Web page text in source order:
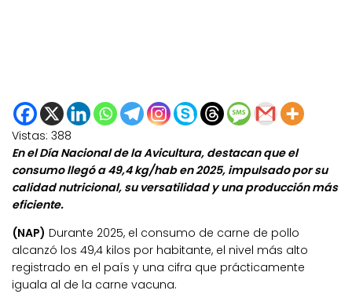
Vistas: 388
En el Día Nacional de la Avicultura, destacan que el
consumo llegó a 49,4 kg/hab en 2025, impulsado por su
calidad nutricional, su versatilidad y una producción más
eficiente.
(NAP) Durante 2025, el consumo de carne de pollo
alcanzó los 49,4 kilos por habitante, el nivel más alto
registrado en el país y una cifra que prácticamente
iguala al de la carne vacuna.